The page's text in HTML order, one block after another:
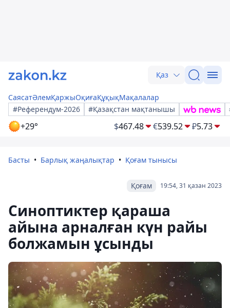
Қаз
СаясатӘлемҚаржыОқиғаҚұқықМақалалар
#Референдум-2026
#Қазақстан мақтанышы
+29° $467.48 €539.52 ₽5.73
Басты Барлық жаңалықтар Қоғам тынысы
19:54, 31 қазан 2023
Қоғам
Синоптиктер қараша
айына арналған күн райы
болжамын ұсынды